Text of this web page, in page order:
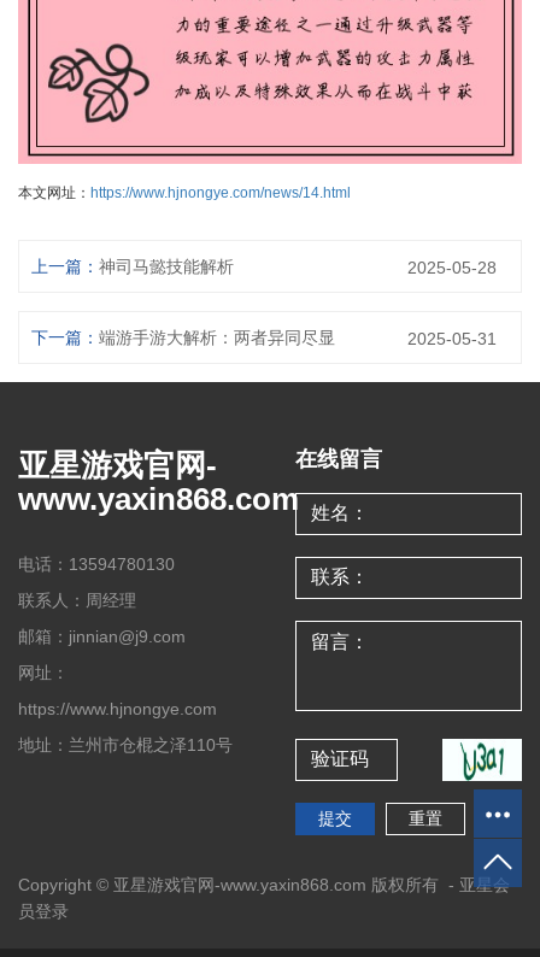
本文网址： https://www.hjnongye.com/news/14.html
上一篇： 神司马懿技能解析 2025-05-28
下一篇： 端游手游大解析：两者异同尽显 2025-05-31
亚星游戏官网-
www.yaxin868.com
电话：13594780130
联系人：周经理
邮箱：jinnian@j9.com
网址：
https://www.hjnongye.com
地址：兰州市仓棍之泽110号
在线留言
Copyright © 亚星游戏官网-www.yaxin868.com 版权所有 - 亚星会
员登录